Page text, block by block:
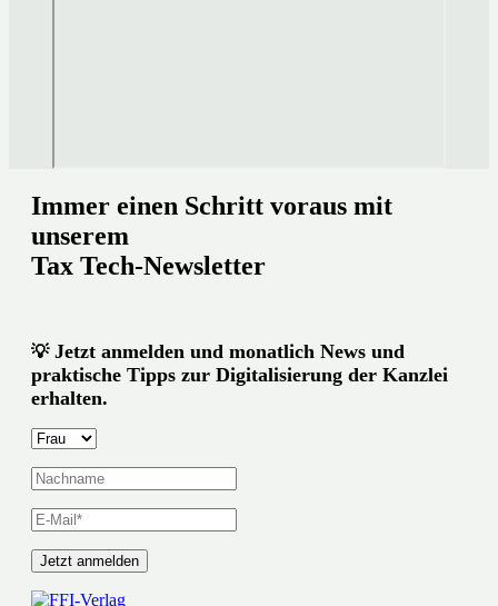
Immer einen Schritt voraus mit
unserem
Tax Tech-Newsletter
💡Jetzt anmelden und monatlich News und
praktische Tipps zur Digitalisierung der Kanzlei
erhalten.